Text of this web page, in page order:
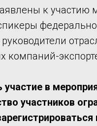
к
компаний-
в
участников